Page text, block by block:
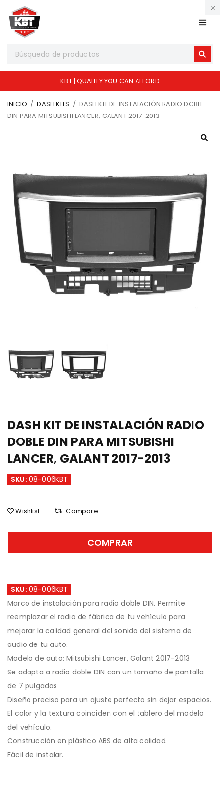
KBT | QUALITY YOU CAN AFFORD
INICIO / DASH KITS / DASH KIT DE INSTALACIÓN RADIO DOBLE
DIN PARA MITSUBISHI LANCER, GALANT 2017-2013
DASH KIT DE INSTALACIÓN RADIO
DOBLE DIN PARA MITSUBISHI
LANCER, GALANT 2017-2013
SKU: 08-006KBT
Wishlist Compare
COMPRAR
SKU: 08-006KBT
Marco de instalación para radio doble DIN. Permite
reemplazar el radio de fábrica de tu vehículo para
mejorar la calidad general del sonido del sistema de
audio de tu auto.
Modelo de auto: Mitsubishi Lancer, Galant 2017-2013
Se adapta a radio doble DIN con un tamaño de pantalla
de 7 pulgadas
Diseño preciso para un ajuste perfecto sin dejar espacios.
El color y la textura coinciden con el tablero del modelo
del vehículo.
Construcción en plástico ABS de alta calidad.
Fácil de instalar.